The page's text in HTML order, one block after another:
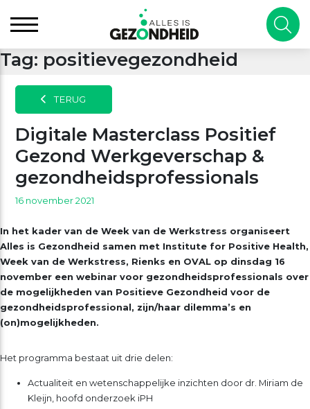
Tag: positievegezondheid
TERUG
Digitale Masterclass Positief
Gezond Werkgeverschap &
gezondheidsprofessionals
16 november 2021
In het kader van de Week van de Werkstress organiseert
Alles is Gezondheid samen met Institute for Positive Health,
Week van de Werkstress, Rienks en OVAL op dinsdag 16
november een webinar voor gezondheidsprofessionals over
de mogelijkheden van Positieve Gezondheid voor de
gezondheidsprofessional, zijn/haar dilemma’s en
(on)mogelijkheden.
Het programma bestaat uit drie delen:
Actualiteit en wetenschappelijke inzichten door dr. Miriam de
Kleijn, hoofd onderzoek iPH